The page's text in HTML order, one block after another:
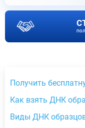
Получить
Как взять ДНК
Виды ДНК